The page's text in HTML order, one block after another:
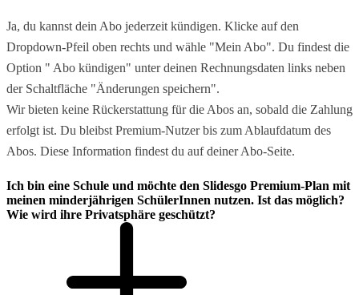
Ja, du kannst dein Abo jederzeit kündigen. Klicke auf den
Dropdown-Pfeil oben rechts und wähle "Mein Abo". Du findest die
Option " Abo kündigen" unter deinen Rechnungsdaten links neben
der Schaltfläche "Änderungen speichern".
Wir bieten keine Rückerstattung für die Abos an, sobald die Zahlung
erfolgt ist. Du bleibst Premium-Nutzer bis zum Ablaufdatum des
Abos. Diese Information findest du auf deiner Abo-Seite.
Ich bin eine Schule und möchte den Slidesgo Premium-Plan mit
meinen minderjährigen SchülerInnen nutzen. Ist das möglich?
Wie wird ihre Privatsphäre geschützt?